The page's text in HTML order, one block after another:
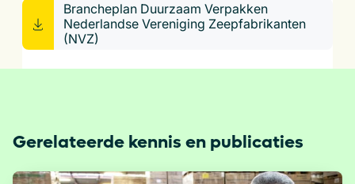
Brancheplan Duurzaam Verpakken
Nederlandse Vereniging Zeepfabrikanten
(NVZ)
Gerelateerde kennis en publicaties